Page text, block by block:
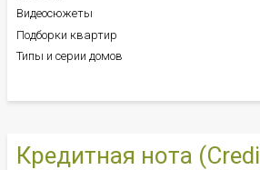
Кредитная нота
Видеосюжеты
Подборки квартир
Типы и серии домов